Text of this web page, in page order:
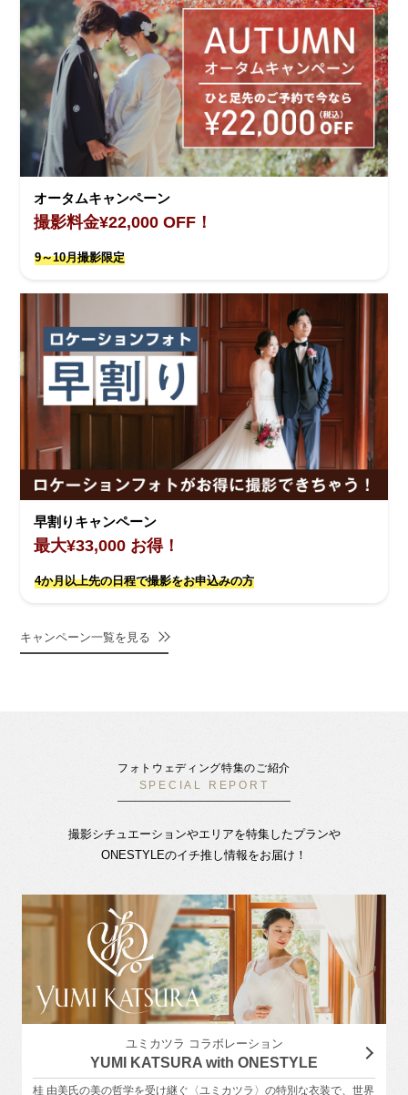
オータムキャンペーン
撮影料金¥22,000 OFF！
9～10月撮影限定
早割りキャンペーン
最大¥33,000 お得！
4か月以上先の日程で撮影をお申込みの方
キャンペーン一覧を見る
フォトウェディング特集のご紹介
SPECIAL REPORT
撮影シチュエーションやエリアを特集したプランや
ONESTYLEのイチ推し情報をお届け！
ユミカツラ コラボレーション
YUMI KATSURA with ONESTYLE
桂 由美氏の美の哲学を受け継ぐ〈ユミカツラ〉の特別な衣装で、世界